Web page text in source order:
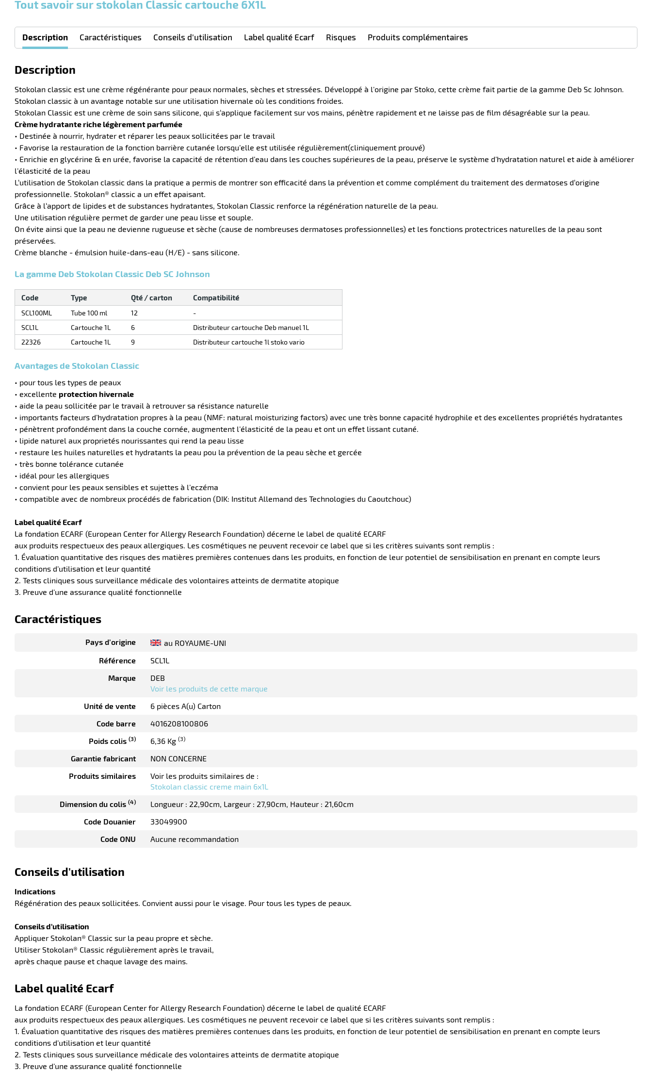
Tout savoir sur stokolan Classic cartouche 6X1L
Description Caractéristiques Conseils d'utilisation Label qualité Ecarf Risques Produits complémentaires
Description
Stokolan classic est une crème régénérante pour peaux normales, sèches et stressées. Développé à l'origine par Stoko, cette crème fait partie de la gamme Deb Sc Johnson.
Stokolan classic à un avantage notable sur une utilisation hivernale où les conditions froides.
Stokolan Classic est une crème de soin sans silicone, qui s‘applique facilement sur vos mains, pénètre rapidement et ne laisse pas de film désagréable sur la peau.
Crème hydratante riche légèrement parfumée
• Destinée à nourrir, hydrater et réparer les peaux sollicitées par le travail
• Favorise la restauration de la fonction barrière cutanée lorsqu’elle est utilisée régulièrement(cliniquement prouvé)
• Enrichie en glycérine & en urée, favorise la capacité de rétention d’eau dans les couches supérieures de la peau, préserve le système d’hydratation naturel et aide à améliorer
l’élasticité de la peau
L‘utilisation de Stokolan classic dans la pratique a permis de montrer son efficacité dans la prévention et comme complément du traitement des dermatoses d‘origine
professionnelle. Stokolan® classic a un effet apaisant.
Grâce à l‘apport de lipides et de substances hydratantes, Stokolan Classic renforce la régénération naturelle de la peau.
Une utilisation régulière permet de garder une peau lisse et souple.
On évite ainsi que la peau ne devienne rugueuse et sèche (cause de nombreuses dermatoses professionnelles) et les fonctions protectrices naturelles de la peau sont
préservées.
Crème blanche - émulsion huile-dans-eau (H/E) - sans silicone.
La gamme Deb Stokolan Classic Deb SC Johnson
Code Type Qté / carton Compatibilité
SCL100ML Tube 100 ml 12
-
SCL1L
Cartouche 1L 6
Distributeur cartouche Deb manuel 1L
22326
Cartouche 1L 9 Distributeur cartouche 1l stoko vario
Avantages de Stokolan Classic
• pour tous les types de peaux
• excellente protection hivernale
• aide la peau sollicitée par le travail à retrouver sa résistance naturelle
• importants facteurs d’hydratation propres à la peau (NMF: natural moisturizing factors) avec une très bonne capacité hydrophile et des excellentes propriétés hydratantes
• pénètrent profondément dans la couche cornée, augmentent l’élasticité de la peau et ont un effet lissant cutané.
• lipide naturel aux proprietés nourissantes qui rend la peau lisse
• restaure les huiles naturelles et hydratants la peau pou la prévention de la peau sèche et gercée
• très bonne tolérance cutanée
• idéal pour les allergiques
• convient pour les peaux sensibles et sujettes à l’eczéma
• compatible avec de nombreux procédés de fabrication (DIK: Institut Allemand des Technologies du Caoutchouc)
Label qualité Ecarf
La fondation ECARF (European Center for Allergy Research Foundation) décerne le label de qualité ECARF
aux produits respectueux des peaux allergiques. Les cosmétiques ne peuvent recevoir ce label que si les critères suivants sont remplis :
1. Évaluation quantitative des risques des matières premières contenues dans les produits, en fonction de leur potentiel de sensibilisation en prenant en compte leurs
conditions d’utilisation et leur quantité
2. Tests cliniques sous surveillance médicale des volontaires atteints de dermatite atopique
3. Preuve d’une assurance qualité fonctionnelle
Caractéristiques
Pays d’origine
au ROYAUME-UNI
Référence
SCL1L
Marque
DEB
Voir les produits de cette marque
Unité de vente
6 pièces A(u) Carton
Code barre
4016208100806
Poids colis (3) 6,36 Kg (3)
Garantie fabricant
NON CONCERNE
Produits similaires
Voir les produits similaires de :
Stokolan classic creme main 6x1L
Dimension du colis (4) Longueur : 22,90cm Largeur : 27,90cm Hauteur : 21,60cm
Code Douanier
33049900
Code ONU
Aucune recommandation
Conseils d'utilisation
Indications
Régénération des peaux sollicitées. Convient aussi pour le visage. Pour tous les types de peaux.
Conseils d'utilisation
Appliquer Stokolan® Classic sur la peau propre et sèche.
Utiliser Stokolan® Classic régulièrement après le travail,
après chaque pause et chaque lavage des mains.
Label qualité Ecarf
La fondation ECARF (European Center for Allergy Research Foundation) décerne le label de qualité ECARF
aux produits respectueux des peaux allergiques. Les cosmétiques ne peuvent recevoir ce label que si les critères suivants sont remplis :
1. Évaluation quantitative des risques des matières premières contenues dans les produits, en fonction de leur potentiel de sensibilisation en prenant en compte leurs
conditions d’utilisation et leur quantité
2. Tests cliniques sous surveillance médicale des volontaires atteints de dermatite atopique
3. Preuve d’une assurance qualité fonctionnelle